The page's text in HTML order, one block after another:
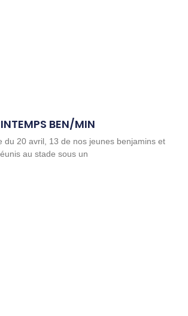
BEN/MIN
du 20 avril, 13 de nos jeunes benjamins et
au stade sous un